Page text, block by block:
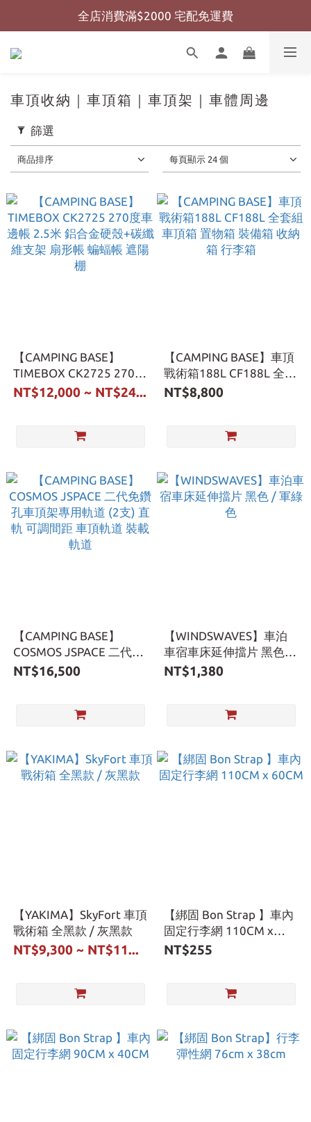
全店消費滿$999 超商免運費
全店消費滿$2000 宅配免運費
全店消費滿$999 超商免運費
車頂收納｜車頂箱｜車頂架｜車體周邊
篩選
商品排序 每頁顯示 24 個
【CAMPING BASE】
TIMEBOX CK2725 270度
車邊帳 2.5米 鋁合金硬殼
NT$12,000 ~ NT$24...
【CAMPING BASE】車頂
戰術箱188L CF188L 全套
組 車頂箱 置物箱 裝備箱
NT$8,800
【CAMPING BASE】
COSMOS JSPACE 二代免
鑽孔車頂架專用軌道 (2
NT$16,500
【WINDSWAVES】車泊
車宿車床延伸擋片 黑色 /
軍綠色
NT$1,380
【YAKIMA】SkyFort 車頂
戰術箱 全黑款 / 灰黑款
NT$9,300 ~ NT$11...
【綁固 Bon Strap 】車內
固定行李網 110CM x
60CM
NT$255